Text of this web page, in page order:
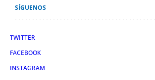
SÍGUENOS
TWITTER
FACEBOOK
INSTAGRAM